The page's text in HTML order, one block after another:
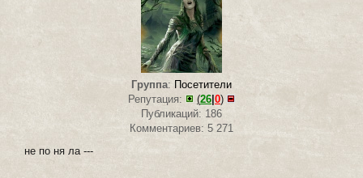
Группа: Посетители
Репутация:
(26 0)
Публикаций: 186
Комментариев: 5 271
не по ня ла ---